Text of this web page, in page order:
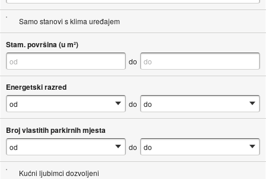
Samo stanovi s klima uređajem
Stam. površina (u m²)
do
Energetski razred
do
Broj vlastitih parkirnih mjesta
do
Kućni ljubimci dozvoljeni